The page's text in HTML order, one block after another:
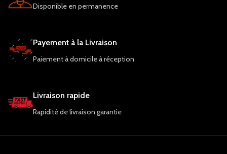
Disponible en permanence
Payement à la Livraison
Paiement à domicile à réception
Livraison rapide
Rapidité de livraison garantie